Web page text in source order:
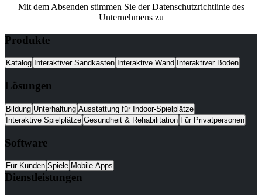
Mit dem Absenden stimmen Sie der Datenschutzrichtlinie des
Unternehmens zu
Produkte
Katalog Interaktiver Sandkasten Interaktive Wand Interaktiver Boden
Lösungen
Bildung Unterhaltung Ausstattung für Indoor-Spielplätze
Interaktive Spielplätze Gesundheit & Rehabilitation Für Privatpersonen
Software
Für Kunden Spiele Mobile Apps
Dienstleistungen